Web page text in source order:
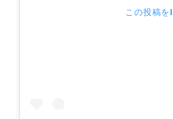
この投稿